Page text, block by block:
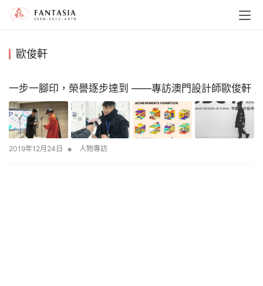
歐俊軒
一步一腳印，榮譽逐步達到 ——專訪澳門設計師歐俊軒
2019年12月24日 • 人物專訪